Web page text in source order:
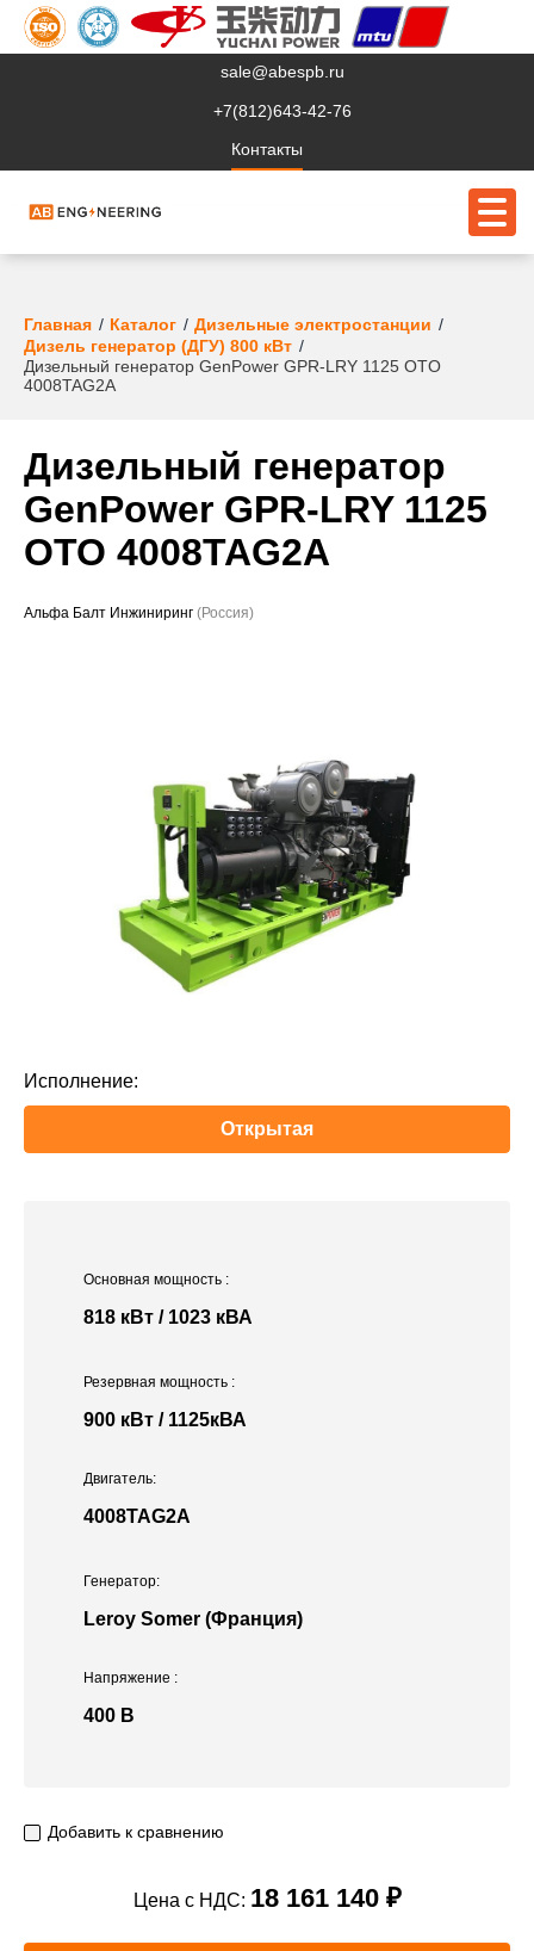
sale@abespb.ru
+7(812)643-42-76
Контакты
О компании
Клиентам
Сервис
Судовое ЭО
Проекты
Главная Каталог
Дизельные электростанции
Дизель генератор (ДГУ) 800 кВт
Дизельный генератор GenPower GPR-LRY 1125 OTO
4008TAG2A
Дизельный генератор
GenPower GPR-LRY 1125
OTO 4008TAG2A
Альфа Балт Инжиниринг (Россия)
Исполнение:
Открытая
Основная мощность :
818 кВт / 1023 кВА
Двигатель:
4008TAG2A
Напряжение :
400 В
Резервная мощность :
900 кВт / 1125кВА
Генератор:
Leroy Somer (Франция)
Добавить к сравнению
Цена с НДС: 18 161 140 ₽